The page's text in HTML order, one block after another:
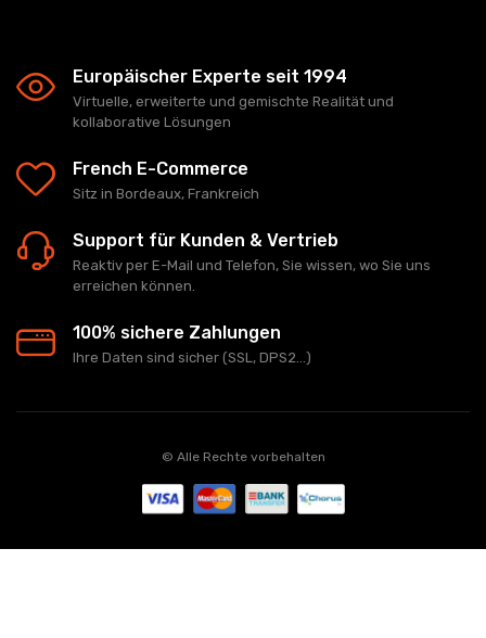
Europäischer Experte seit 1994
Virtuelle, erweiterte und gemischte Realität und
kollaborative Lösungen
French E-Commerce
Sitz in Bordeaux, Frankreich
Support für Kunden & Vertrieb
Reaktiv per E-Mail und Telefon, Sie wissen, wo Sie uns
erreichen können.
100% sichere Zahlungen
Ihre Daten sind sicher (SSL, DPS2...)
© Alle Rechte vorbehalten